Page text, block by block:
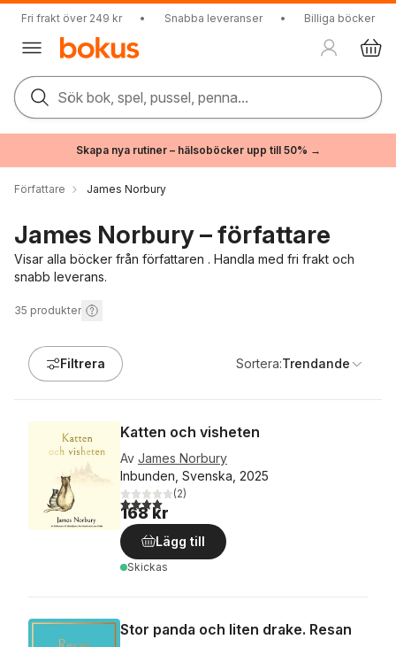
Fri frakt över 249 kr • Snabba leveranser • Billiga böcker
Sök bok, spel, pussel, penna...
Skapa nya rutiner – hälsoböcker upp till 50% →
Författare James Norbury
James Norbury – författare
Visar alla böcker från författaren . Handla med fri frakt och
snabb leverans.
35 produkter
Filtrera Sortera:Trendande
Katten och visheten
Av James Norbury
Inbunden, Svenska, 2025
4,0utav 5 stjärnor. Totalt antal röster:
(2)
168 kr
Lägg till
Skickas
Stor panda och liten drake. Resan